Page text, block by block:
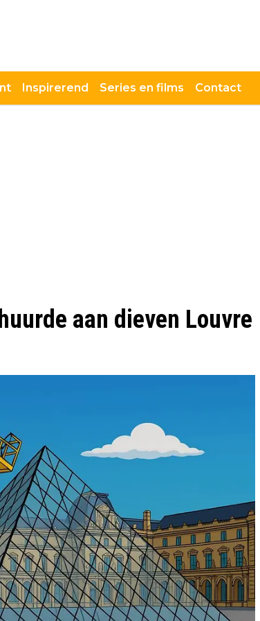
Inspirerend Series en films Contact
aan dieven Louvre